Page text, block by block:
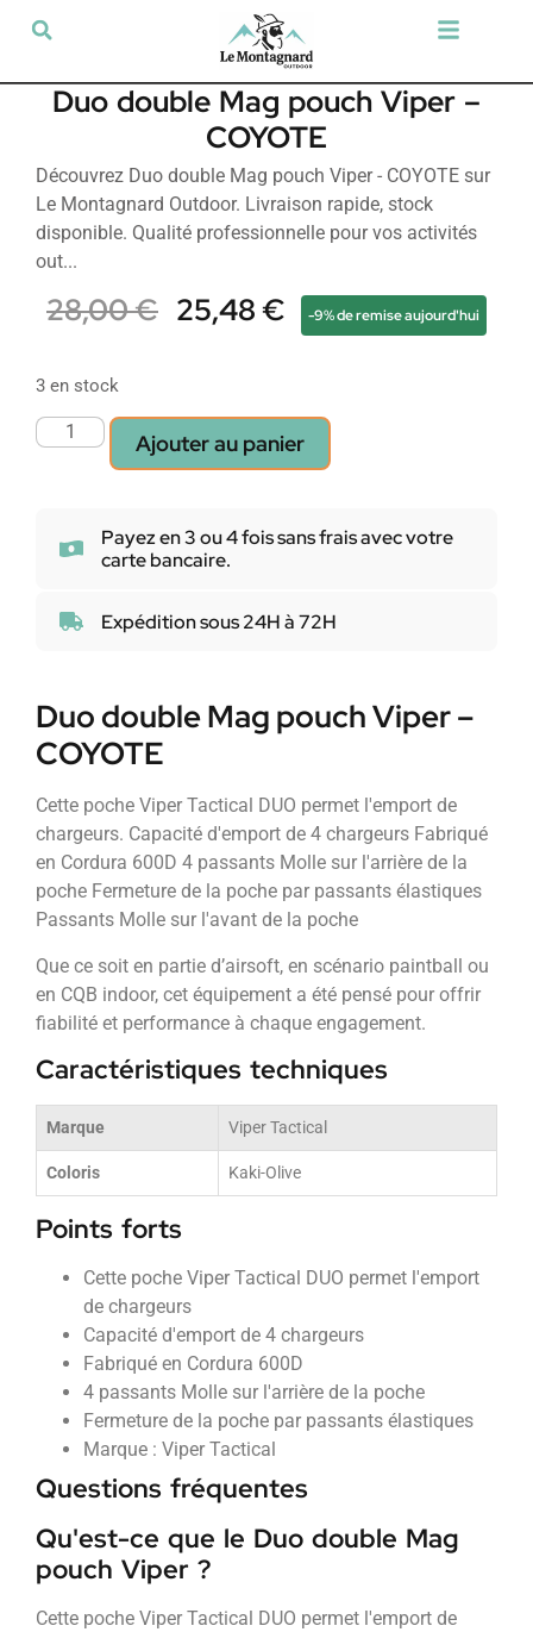
Duo double Mag pouch Viper –
COYOTE
Découvrez Duo double Mag pouch Viper - COYOTE sur
Le Montagnard Outdoor. Livraison rapide, stock
disponible. Qualité professionnelle pour vos activités
out...
28,00€ 25,48€ -9% de remise aujourd'hui
3 en stock
Ajouter au panier
Payez en 3 ou 4 fois sans frais avec votre
carte bancaire.
Expédition sous 24H à 72H
Duo double Mag pouch Viper –
COYOTE
Cette poche Viper Tactical DUO permet l'emport de
chargeurs. Capacité d'emport de 4 chargeurs Fabriqué
en Cordura 600D 4 passants Molle sur l'arrière de la
poche Fermeture de la poche par passants élastiques
Passants Molle sur l'avant de la poche
Que ce soit en partie d’airsoft, en scénario paintball ou
en CQB indoor, cet équipement a été pensé pour offrir
fiabilité et performance à chaque engagement.
Caractéristiques techniques
Marque Viper Tactical
Coloris Kaki-Olive
Points forts
Cette poche Viper Tactical DUO permet l'emport
de chargeurs
Capacité d'emport de 4 chargeurs
Fabriqué en Cordura 600D
4 passants Molle sur l'arrière de la poche
Fermeture de la poche par passants élastiques
Marque : Viper Tactical
Questions fréquentes
Qu'est-ce que le Duo double Mag
pouch Viper ?
Cette poche Viper Tactical DUO permet l'emport de